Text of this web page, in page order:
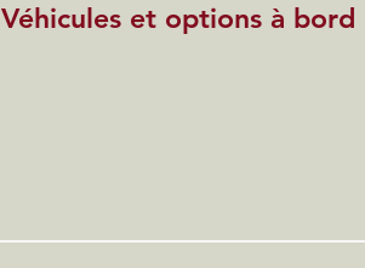
Véhicules et options à bord